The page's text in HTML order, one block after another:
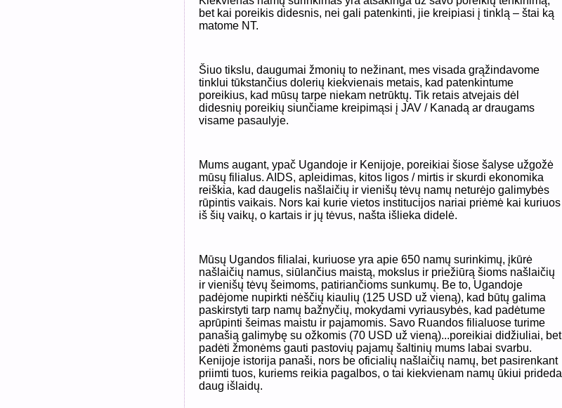
bet kai poreikis didesnis, nei gali patenkinti, jie kreipiasi į tinklą – štai ką
matome NT.
Šiuo tikslu, daugumai žmonių to nežinant, mes visada grąžindavome
tinklui tūkstančius dolerių kiekvienais metais, kad patenkintume
poreikius, kad mūsų tarpe niekam netrūktų. Tik retais atvejais dėl
didesnių poreikių siunčiame kreipimąsi į JAV / Kanadą ar draugams
visame pasaulyje.
Mums augant, ypač Ugandoje ir Kenijoje, poreikiai šiose šalyse užgožė
mūsų filialus. AIDS, apleidimas, kitos ligos / mirtis ir skurdi ekonomika
reiškia, kad daugelis našlaičių ir vienišų tėvų namų neturėjo galimybės
rūpintis vaikais. Nors kai kurie vietos institucijos nariai priėmė kai kuriuos
iš šių vaikų, o kartais ir jų tėvus, našta išlieka didelė.
Mūsų Ugandos filialai, kuriuose yra apie 650 namų surinkimų, įkūrė
našlaičių namus, siūlančius maistą, mokslus ir priežiūrą šioms našlaičių
ir vienišų tėvų šeimoms, patiriančioms sunkumų. Be to, Ugandoje
padėjome nupirkti nėščių kiaulių (125 USD už vieną), kad būtų galima
paskirstyti tarp namų bažnyčių, mokydami vyriausybės, kad padėtume
aprūpinti šeimas maistu ir pajamomis. Savo Ruandos filialuose turime
panašią galimybę su ožkomis (70 USD už vieną)...poreikiai didžiuliai, bet
padėti žmonėms gauti pastovių pajamų šaltinių mums labai svarbu.
Kenijoje istorija panaši, nors be oficialių našlaičių namų, bet pasirenkant
priimti tuos, kuriems reikia pagalbos, o tai kiekvienam namų ūkiui prideda
daug išlaidų.